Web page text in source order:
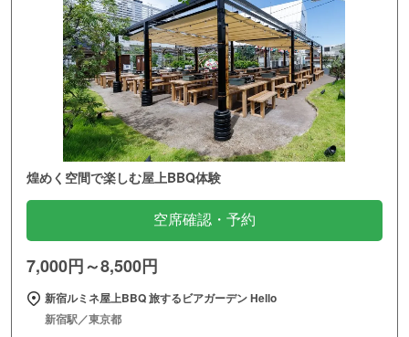
煌めく空間で楽しむ屋上BBQ体験
空席確認・予約
7,000円～8,500円
新宿ルミネ屋上BBQ 旅するビアガーデン Hello
新宿駅／東京都